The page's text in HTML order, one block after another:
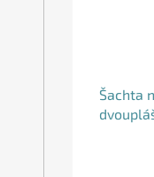
Šachta